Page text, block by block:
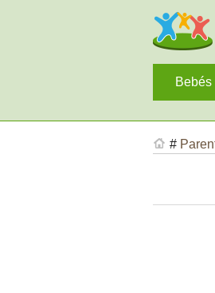
Bebés
#